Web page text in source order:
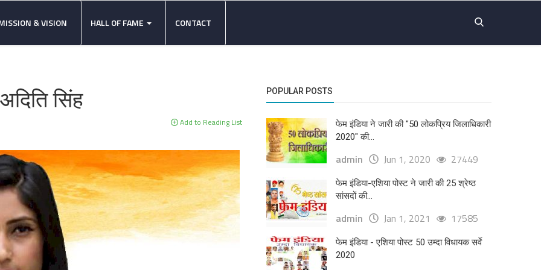
& VISION HALL OF FAME CONTACT
सिंह
Add to Reading List
POPULAR POSTS
फेम इंडिया ने जारी की "50 लोकप्रिय जिलाधिकारी
2020" की...
admin Jun 1, 2020 27449
फेम इंडिया-एशिया पोस्ट ने जारी की 25 श्रेष्ठ
सांसदों की...
admin Jan 1, 2021 17585
फेम इंडिया - एशिया पोस्ट 50 उम्दा विधायक सर्वे
2020